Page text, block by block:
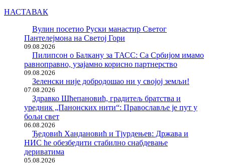
НАСТАВАК
Вулин посетио Руски манастир Светог
Пантелејмона на Светој Гори
09.08.2026
Пилипсон о Балкану за ТАСС: Са Србијом имамо
равноправно, узајамно корисно партнерство
09.08.2026
Зеленски није добродошао ни у својој земљи!
07.08.2026
Здравко Шћепановић, градитељ братства и
уредник „Панонских нити“: Православље је пут у
бољи свет
06.08.2026
Ђедовић Хандановић и Тјурдењев: Држава и
НИС ће обезбедити стабилно снабдевање
дериватима
05.08.2026